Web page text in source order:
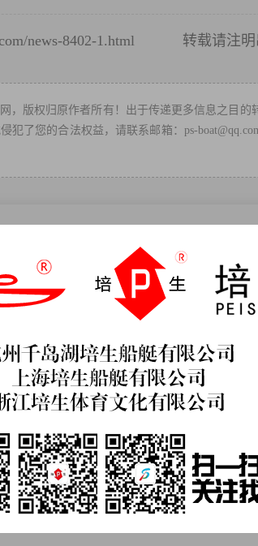
news-8402-1.html 转载请注明
，版权归原作者所有！出于传递更多信息之目的
犯了您的合法权益，请联系邮箱：ps-